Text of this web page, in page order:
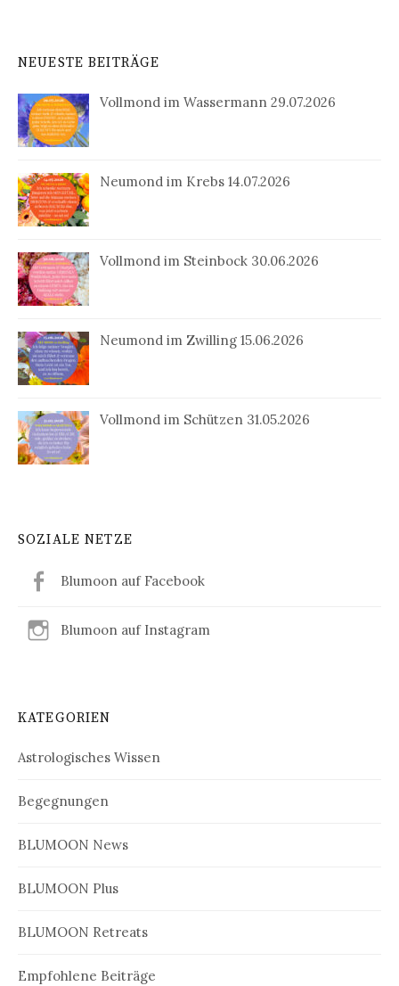
NEUESTE BEITRÄGE
Vollmond im Wassermann 29.07.2026
Neumond im Krebs 14.07.2026
Vollmond im Steinbock 30.06.2026
Neumond im Zwilling 15.06.2026
Vollmond im Schützen 31.05.2026
SOZIALE NETZE
Blumoon auf Facebook
Blumoon auf Instagram
KATEGORIEN
Astrologisches Wissen
Begegnungen
BLUMOON News
BLUMOON Plus
BLUMOON Retreats
Empfohlene Beiträge